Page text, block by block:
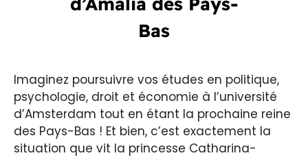
Bas
Imaginez poursuivre vos études en politique,
psychologie, droit et économie à l’université
d’Amsterdam tout en étant la prochaine reine
des Pays-Bas ! Et bien, c’est exactement la
situation que vit la princesse Catharina-